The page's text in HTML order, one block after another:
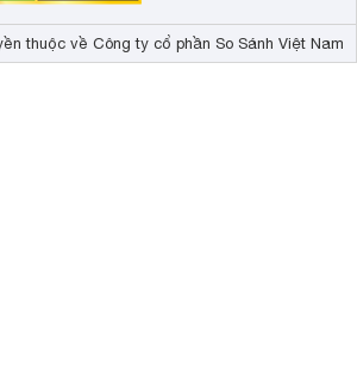
thuộc về Công ty cổ phần So Sánh Việt Nam